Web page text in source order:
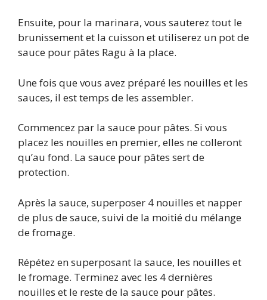
Ensuite, pour la marinara, vous sauterez tout le
brunissement et la cuisson et utiliserez un pot de
sauce pour pâtes Ragu à la place.
Une fois que vous avez préparé les nouilles et les
sauces, il est temps de les assembler.
Commencez par la sauce pour pâtes. Si vous
placez les nouilles en premier, elles ne colleront
qu’au fond. La sauce pour pâtes sert de
protection.
Après la sauce, superposer 4 nouilles et napper
de plus de sauce, suivi de la moitié du mélange
de fromage.
Répétez en superposant la sauce, les nouilles et
le fromage. Terminez avec les 4 dernières
nouilles et le reste de la sauce pour pâtes.